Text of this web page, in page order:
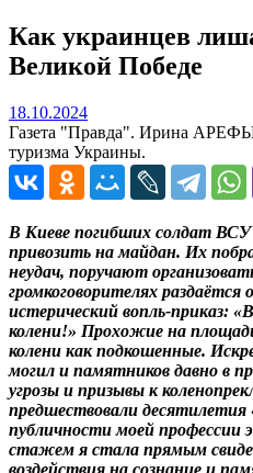
Как украинцев
Великой Победе
18.10.202418.10.2024
Газета "Правда". Ирина
туризма Украины.
В Киеве погибших солдат
привозить на майдан. Их
неудач, поручают
громкоговорителях
истерический вопль-приказ:
колени!» Прохожие на
колени как подкошенные.
могил и памятников давно в
угрозы и призывы к
предшествовали десятилетия
публичности моей профессии
стажем я стала прямым
воздействия на сознание и